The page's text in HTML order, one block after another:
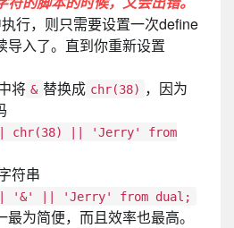
行，则只需要设置一次define
导入了。直到你重新设置
将 & 替换成 chr(38) ，因为
|| chr(38) || 'Jerry' from
符串
|| '&' || 'Jerry' from dual;
为简便，而且效率也最高。